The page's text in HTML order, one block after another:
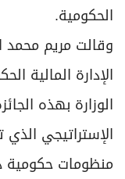
الحكومية.
وقالت مريم محمد
الإدارة المالية
الوزارة بهذه
الإستراتيجي الذي
منظومات حكومية